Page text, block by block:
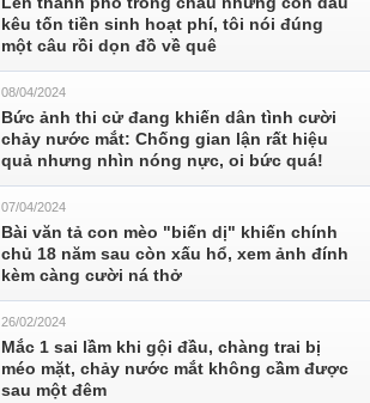
kêu tốn tiền sinh hoạt phí, tôi nói đúng
một câu rồi dọn đồ về quê
08/04/2024
Bức ảnh thi cử đang khiến dân tình cười
chảy nước mắt: Chống gian lận rất hiệu
quả nhưng nhìn nóng nực, oi bức quá!
07/04/2024
Bài văn tả con mèo "biến dị" khiến chính
chủ 18 năm sau còn xấu hổ, xem ảnh đính
kèm càng cười ná thở
26/02/2024
Mắc 1 sai lầm khi gội đầu, chàng trai bị
méo mặt, chảy nước mắt không cầm được
sau một đêm